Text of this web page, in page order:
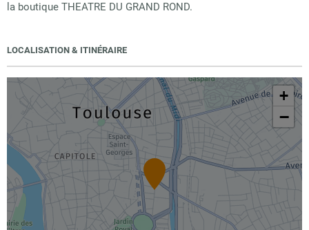
la boutique THEATRE DU GRAND ROND.
LOCALISATION & ITINÉRAIRE
+
−